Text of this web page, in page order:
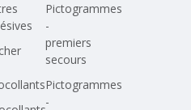
conception
Pictogrammes
-
premiers
secours
Pictogrammes
-